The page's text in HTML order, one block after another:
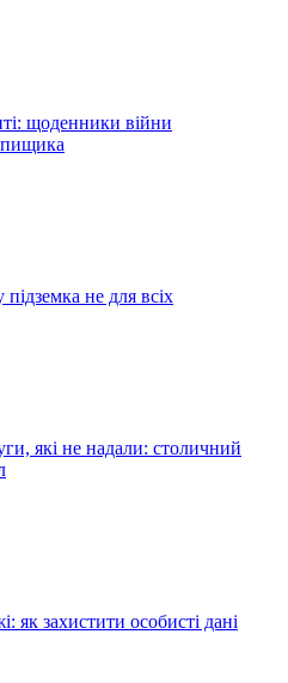
щоденники війни
не для всіх
які не надали: столичний
як захистити особисті дані